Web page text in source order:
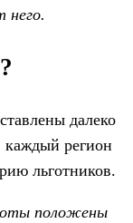
него.
далеко
каждый регион
льготников.
положены